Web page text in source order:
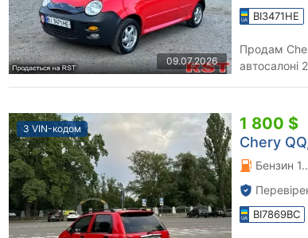
09.07.2026
BI3471HE
Продам
автосалоні
З VIN-кодом 1 800 $
Chery
BI7869BC